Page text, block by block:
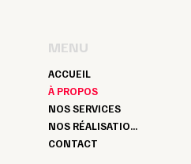
MENU
ACCUEIL
À PROPOS
NOS SERVICES
NOS RÉALISATIONS
CONTACT